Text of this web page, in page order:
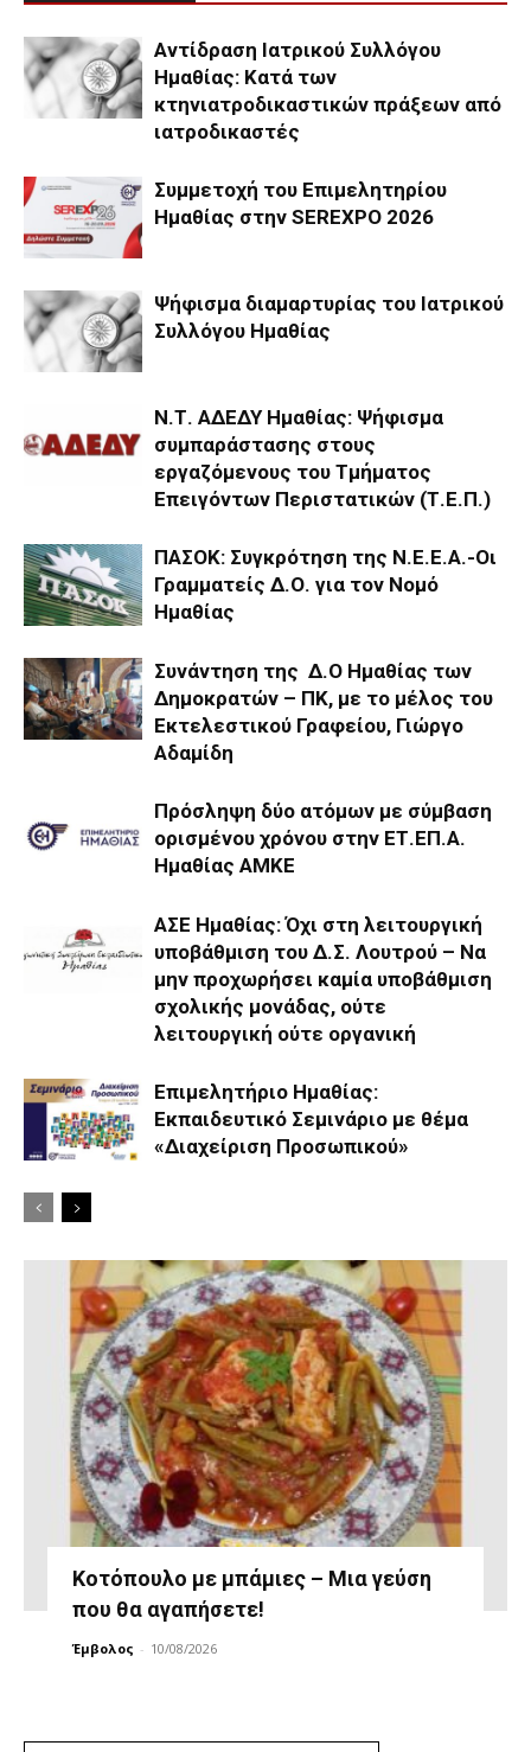
Αντίδραση Ιατρικού Συλλόγου
Ημαθίας: Κατά των
κτηνιατροδικαστικών πράξεων από
ιατροδικαστές
Συμμετοχή του Επιμελητηρίου
Ημαθίας στην SEREXPO 2026
Ψήφισμα διαμαρτυρίας του Ιατρικού
Συλλόγου Ημαθίας
Ν.Τ. ΑΔΕΔΥ Ημαθίας: Ψήφισμα
συμπαράστασης στους
εργαζόμενους του Τμήματος
Επειγόντων Περιστατικών (Τ.Ε.Π.)
ΠΑΣΟΚ: Συγκρότηση της Ν.Ε.Ε.Α.-Οι
Γραμματείς Δ.Ο. για τον Νομό
Ημαθίας
Συνάντηση της Δ.Ο Ημαθίας των
Δημοκρατών – ΠΚ, με το μέλος του
Εκτελεστικού Γραφείου, Γιώργο
Αδαμίδη
Πρόσληψη δύο ατόμων με σύμβαση
ορισμένου χρόνου στην ΕΤ.ΕΠ.Α.
Ημαθίας ΑΜΚΕ
ΑΣΕ Ημαθίας: Όχι στη λειτουργική
υποβάθμιση του Δ.Σ. Λουτρού – Να
μην προχωρήσει καμία υποβάθμιση
σχολικής μονάδας, ούτε
λειτουργική ούτε οργανική
Επιμελητήριο Ημαθίας:
Εκπαιδευτικό Σεμινάριο με θέμα
«Διαχείριση Προσωπικού»
Κοτόπουλο με μπάμιες – Μια γεύση
που θα αγαπήσετε!
Έμβολος - 10/08/2026